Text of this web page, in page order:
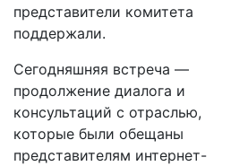
представители комитета
поддержали.
Сегодняшняя встреча —
продолжение диалога и
консультаций с отраслью,
которые были обещаны
представителям интернет-